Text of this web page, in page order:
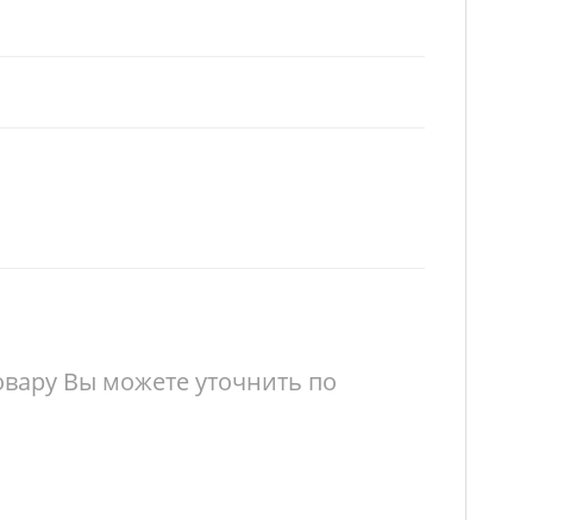
Вы можете уточнить по